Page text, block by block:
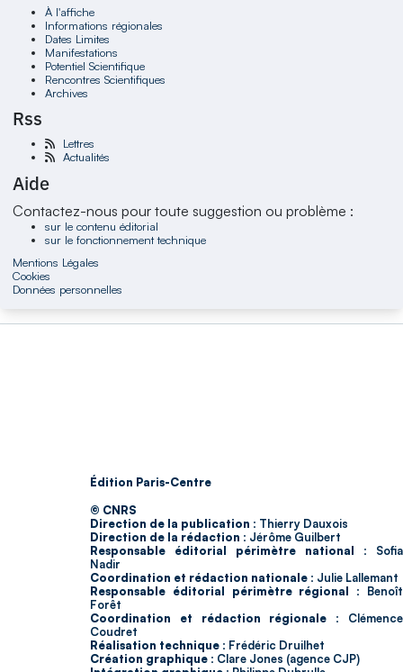
À l'affiche
Informations régionales
Dates Limites
Manifestations
Potentiel Scientifique
Rencontres Scientifiques
Archives
Rss
Lettres
Actualités
Aide
Contactez-nous pour toute suggestion ou problème :
sur le contenu éditorial
sur le fonctionnement technique
Mentions Légales
Cookies
Données personnelles
Édition Paris-Centre
© CNRS
Direction de la publication : Thierry Dauxois
Direction de la rédaction : Jérôme Guilbert
Responsable éditorial périmètre national : Sofia
Nadir
Coordination et rédaction nationale : Julie Lallemant
Responsable éditorial périmètre régional : Benoît
Forêt
Coordination et rédaction régionale : Clémence
Coudret
Réalisation technique : Frédéric Druilhet
Création graphique : Clare Jones (agence CJP)